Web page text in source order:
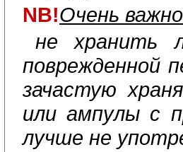
NB!Очень
не хранить
поврежденной
зачастую
или ампулы с
лучше не